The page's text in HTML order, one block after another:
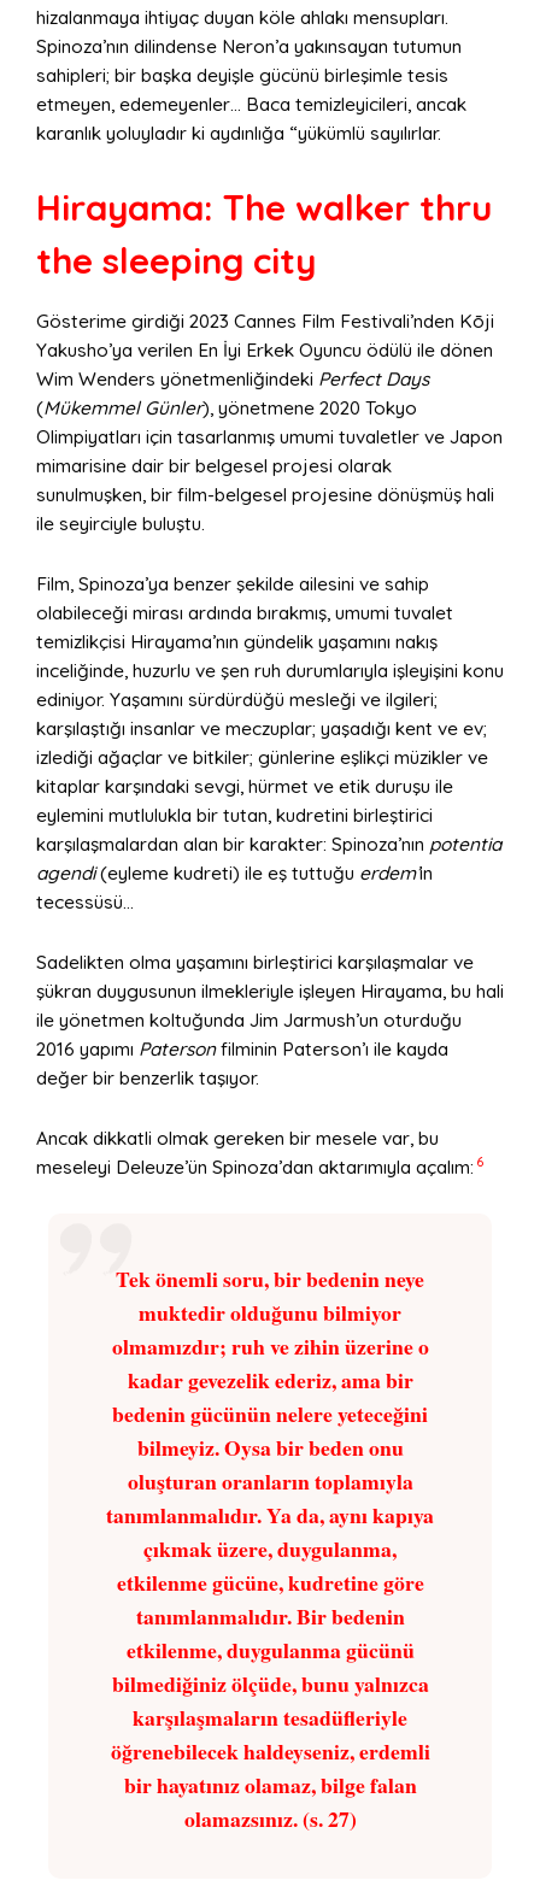
hizalanmaya ihtiyaç duyan köle ahlakı mensupları.
Spinoza’nın dilindense Neron’a yakınsayan tutumun
sahipleri; bir başka deyişle gücünü birleşimle tesis
etmeyen, edemeyenler… Baca temizleyicileri, ancak
karanlık yoluyladır ki aydınlığa “yükümlü sayılırlar.
Hirayama: The walker thru
the sleeping city
Gösterime girdiği 2023 Cannes Film Festivali’nden Kōji
Yakusho’ya verilen En İyi Erkek Oyuncu ödülü ile dönen
Wim Wenders yönetmenliğindeki Perfect Days
(Mükemmel Günler), yönetmene 2020 Tokyo
Olimpiyatları için tasarlanmış umumi tuvaletler ve Japon
mimarisine dair bir belgesel projesi olarak
sunulmuşken, bir film-belgesel projesine dönüşmüş hali
ile seyirciyle buluştu.
Film, Spinoza’ya benzer şekilde ailesini ve sahip
olabileceği mirası ardında bırakmış, umumi tuvalet
temizlikçisi Hirayama’nın gündelik yaşamını nakış
inceliğinde, huzurlu ve şen ruh durumlarıyla işleyişini konu
ediniyor. Yaşamını sürdürdüğü mesleği ve ilgileri;
karşılaştığı insanlar ve meczuplar; yaşadığı kent ve ev;
izlediği ağaçlar ve bitkiler; günlerine eşlikçi müzikler ve
kitaplar karşındaki sevgi, hürmet ve etik duruşu ile
eylemini mutlulukla bir tutan, kudretini birleştirici
karşılaşmalardan alan bir karakter: Spinoza’nın potentia
agendi(eyleme kudreti) ile eş tuttuğu erdem’in
tecessüsü…
Sadelikten olma yaşamını birleştirici karşılaşmalar ve
şükran duygusunun ilmekleriyle işleyen Hirayama, bu hali
ile yönetmen koltuğunda Jim Jarmush’un oturduğu
2016 yapımı Patersonfilminin Paterson’ı ile kayda
değer bir benzerlik taşıyor.
Ancak dikkatli olmak gereken bir mesele var, bu
meseleyi Deleuze’ün Spinoza’dan aktarımıyla açalım: 6
Tek önemli soru, bir bedenin neye
muktedir olduğunu bilmiyor
olmamızdır; ruh ve zihin üzerine o
kadar gevezelik ederiz, ama bir
bedenin gücünün nelere yeteceğini
bilmeyiz. Oysa bir beden onu
oluşturan oranların toplamıyla
tanımlanmalıdır. Ya da, aynı kapıya
çıkmak üzere, duygulanma,
etkilenme gücüne, kudretine göre
tanımlanmalıdır. Bir bedenin
etkilenme, duygulanma gücünü
bilmediğiniz ölçüde, bunu yalnızca
karşılaşmaların tesadüfleriyle
öğrenebilecek haldeyseniz, erdemli
bir hayatınız olamaz, bilge falan
olamazsınız. (s. 27)